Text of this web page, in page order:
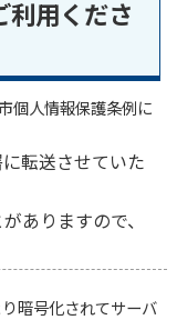
利用くださ
個人情報保護条例に
転送させていた
ありますので、
り暗号化されてサーバ